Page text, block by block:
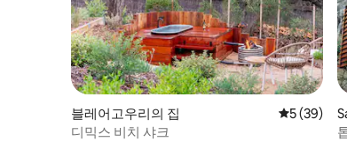
블레어고우리의 집 평점 5점(5
5 (39)
디믹스 비치 샤크